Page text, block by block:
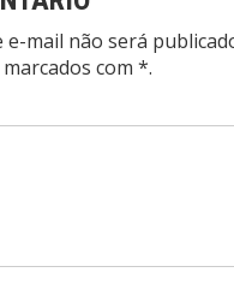
e-mail não será
com *.